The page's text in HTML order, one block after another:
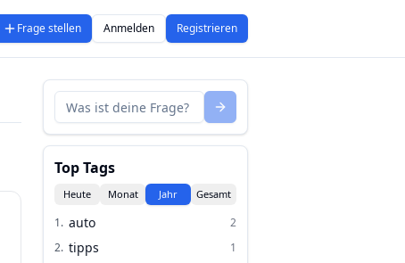
Frage stellen Anmelden Registrieren
Top Tags
Heute Monat Jahr Gesamt
1. auto
2
2. tipps
1